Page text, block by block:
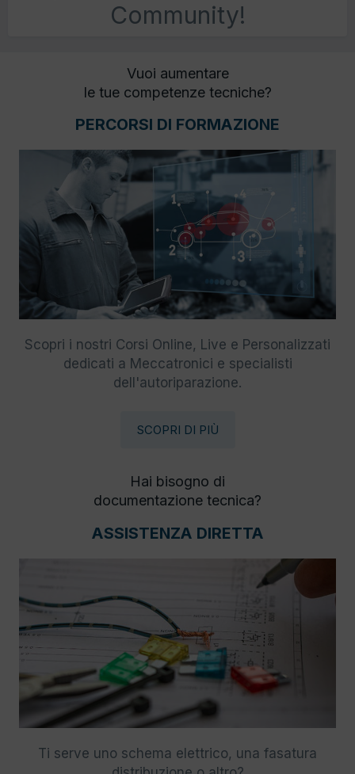
Community!
Vuoi aumentare
le tue competenze tecniche?
PERCORSI DI FORMAZIONE
Scopri i nostri Corsi Online, Live e Personalizzati
dedicati a Meccatronici e specialisti
dell'autoriparazione.
SCOPRI DI PIÙ
Hai bisogno di
documentazione tecnica?
ASSISTENZA DIRETTA
Ti serve uno schema elettrico, una fasatura